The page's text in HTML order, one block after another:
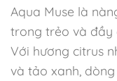
Aqua Muse là
trong trẻo và đầy
Với hương citrus
và tảo xanh,